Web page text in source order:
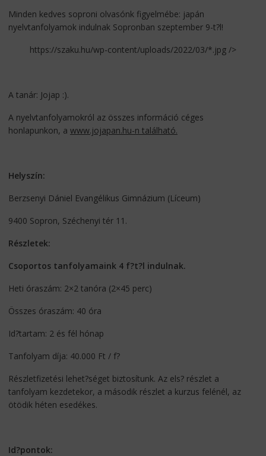
Minden kedves soproni olvasónk figyelmébe: japán
nyelvtanfolyamok indulnak Sopronban szeptember 9-t?l!
https://szaku.hu/wp-content/uploads/2022/03/*.jpg />
A tanár: Jojap :).
A nyelvtanfolyamokról az összes információ céges
honlapunkon, a www.jojapan.hu-n található.
Helyszín:
Berzsenyi Dániel Evangélikus Gimnázium (Líceum)
9400 Sopron, Széchenyi tér 11.
Részletek:
Csoportos tanfolyamaink 4 f?t?l indulnak.
Heti óraszám: 2×2 tanóra (2×45 perc)
Összes óraszám: 40 óra
Id?tartam: 2 és fél hónap
Tanfolyam díja: 40.000 Ft / f?
Részletfizetési lehet?séget biztosítunk. Az els? részlet a
tanfolyam kezdetekor, a második részlet a kurzus felénél, az
ötödik héten esedékes.
Id?pontok: